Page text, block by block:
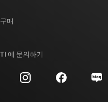
투자 관계
대체품 검색
고객 지원 센터
구매
TI 에 문의하기